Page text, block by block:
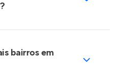
bairros em